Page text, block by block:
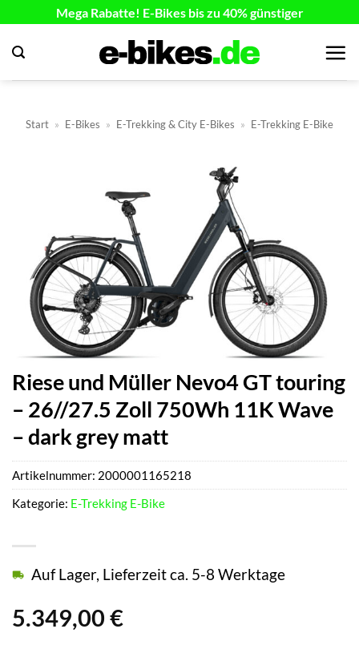
springen
Mega Rabatte! E-Bikes bis zu 40% günstiger
Start » E-Bikes » E-Trekking & City E-Bikes » E-Trekking E-Bike
Riese und Müller Nevo4 GT touring
– 26//27.5 Zoll 750Wh 11K Wave
– dark grey matt
5.349,00 €
Auf Lager, Lieferzeit ca. 5-8 Werktage
Artikelnummer: 2000001165218
Kategorie: E-Trekking E-Bike